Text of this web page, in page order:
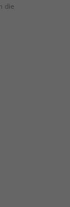
die